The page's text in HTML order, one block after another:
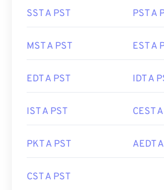
SST A PST PST A
MST A PST EST A
EDT A PST IDT A
IST A PST CEST
PKT A PST AEDT
CST A PST